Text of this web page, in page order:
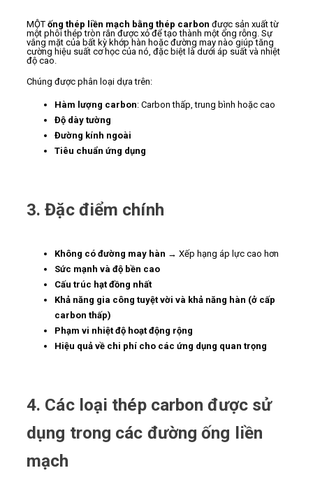
MỘT ống thép liền mạch bằng thép carbon được sản xuất từ ​​
một phôi thép tròn rắn được xỏ để tạo thành một ống rỗng. Sự
vắng mặt của bất kỳ khớp hàn hoặc đường may nào giúp tăng
cường hiệu suất cơ học của nó, đặc biệt là dưới áp suất và nhiệt
độ cao.
Chúng được phân loại dựa trên:
Hàm lượng carbon: Carbon thấp, trung bình hoặc cao
Độ dày tường
Đường kính ngoài
Tiêu chuẩn ứng dụng
3. Đặc điểm chính
Không có đường may hàn → Xếp hạng áp lực cao hơn
Sức mạnh và độ bền cao
Cấu trúc hạt đồng nhất
Khả năng gia công tuyệt vời và khả năng hàn (ở cấp
carbon thấp)
Phạm vi nhiệt độ hoạt động rộng
Hiệu quả về chi phí cho các ứng dụng quan trọng
4. Các loại thép carbon được sử
dụng trong các đường ống liền
mạch